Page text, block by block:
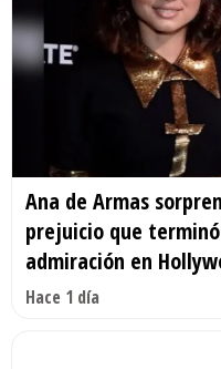
Ana de Armas
prejuicio que
admiración en
Hace 1 día